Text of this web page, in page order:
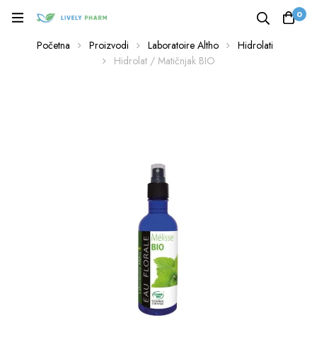
0
Početna Proizvodi Laboratoire Altho
Hidrolati
Hidrolat / Matičnjak BIO